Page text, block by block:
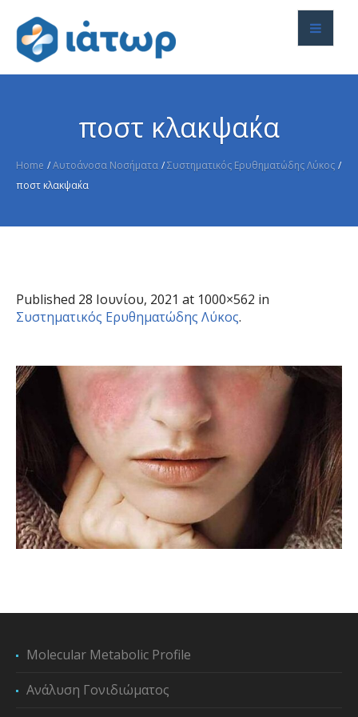
ποστ κλακψα΄κα
Home /Αυτοάνοσα Νοσήματα /Συστηματικός Ερυθηματώδης Λύκος /
ποστ κλακψα΄κα
Published 28 Ιουνίου, 2021 at 1000×562 in
Συστηματικός Ερυθηματώδης Λύκος.
Molecular Metabolic Profile
Ανάλυση Γονιδιώματος